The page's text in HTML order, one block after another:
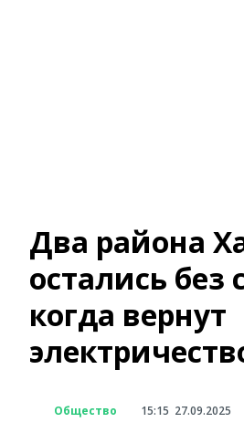
Два района
остались без
когда вернут
Общество 15:15 27.09.2025